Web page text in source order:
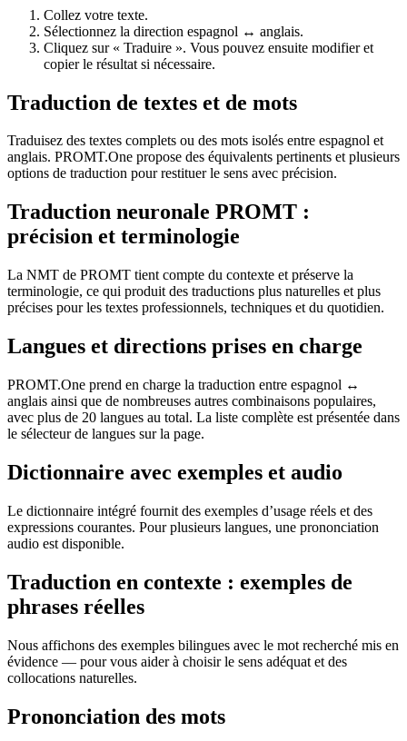
Collez votre texte.
Sélectionnez la direction espagnol ↔ anglais.
Cliquez sur « Traduire ». Vous pouvez ensuite modifier et
copier le résultat si nécessaire.
Traduction de textes et de mots
Traduisez des textes complets ou des mots isolés entre espagnol et
anglais. PROMT.One propose des équivalents pertinents et plusieurs
options de traduction pour restituer le sens avec précision.
Traduction neuronale PROMT :
précision et terminologie
La NMT de PROMT tient compte du contexte et préserve la
terminologie, ce qui produit des traductions plus naturelles et plus
précises pour les textes professionnels, techniques et du quotidien.
Langues et directions prises en charge
PROMT.One prend en charge la traduction entre espagnol ↔
anglais ainsi que de nombreuses autres combinaisons populaires,
avec plus de 20 langues au total. La liste complète est présentée dans
le sélecteur de langues sur la page.
Dictionnaire avec exemples et audio
Le dictionnaire intégré fournit des exemples d’usage réels et des
expressions courantes. Pour plusieurs langues, une prononciation
audio est disponible.
Traduction en contexte : exemples de
phrases réelles
Nous affichons des exemples bilingues avec le mot recherché mis en
évidence — pour vous aider à choisir le sens adéquat et des
collocations naturelles.
Prononciation des mots